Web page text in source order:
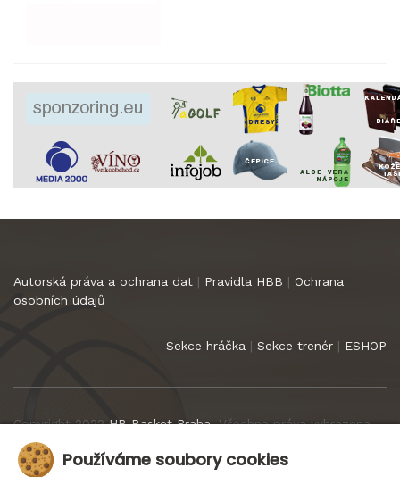
Autorská práva a ochrana dat | Pravidla HBB | Ochrana
osobních údajů
Sekce hráčka | Sekce trenér | ESHOP
Copyright 2022HB Basket Praha. Všechna práva vyhrazena.
Používáme soubory cookies